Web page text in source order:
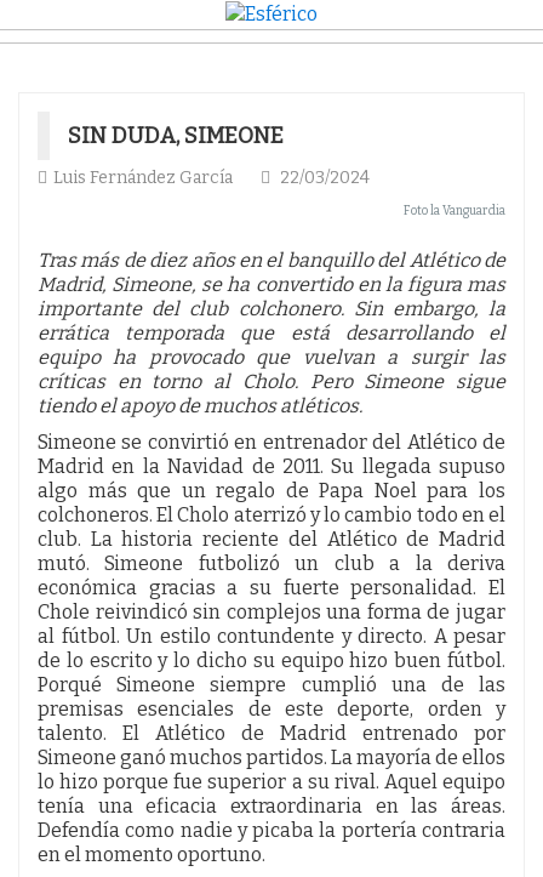
SIN DUDA, SIMEONE
Luis Fernández García 22/03/2024
Foto la Vanguardia
Tras más de diez años en el banquillo del Atlético de
Madrid, Simeone, se ha convertido en la figura mas
importante del club colchonero. Sin embargo, la
errática temporada que está desarrollando el
equipo ha provocado que vuelvan a surgir las
críticas en torno al Cholo. Pero Simeone sigue
tiendo el apoyo de muchos atléticos.
Simeone se convirtió en entrenador del Atlético de
Madrid en la Navidad de 2011. Su llegada supuso
algo más que un regalo de Papa Noel para los
colchoneros. El Cholo aterrizó y lo cambio todo en el
club. La historia reciente del Atlético de Madrid
mutó. Simeone futbolizó un club a la deriva
económica gracias a su fuerte personalidad. El
Chole reivindicó sin complejos una forma de jugar
al fútbol. Un estilo contundente y directo. A pesar
de lo escrito y lo dicho su equipo hizo buen fútbol.
Porqué Simeone siempre cumplió una de las
premisas esenciales de este deporte, orden y
talento. El Atlético de Madrid entrenado por
Simeone ganó muchos partidos. La mayoría de ellos
lo hizo porque fue superior a su rival. Aquel equipo
tenía una eficacia extraordinaria en las áreas.
Defendía como nadie y picaba la portería contraria
en el momento oportuno.